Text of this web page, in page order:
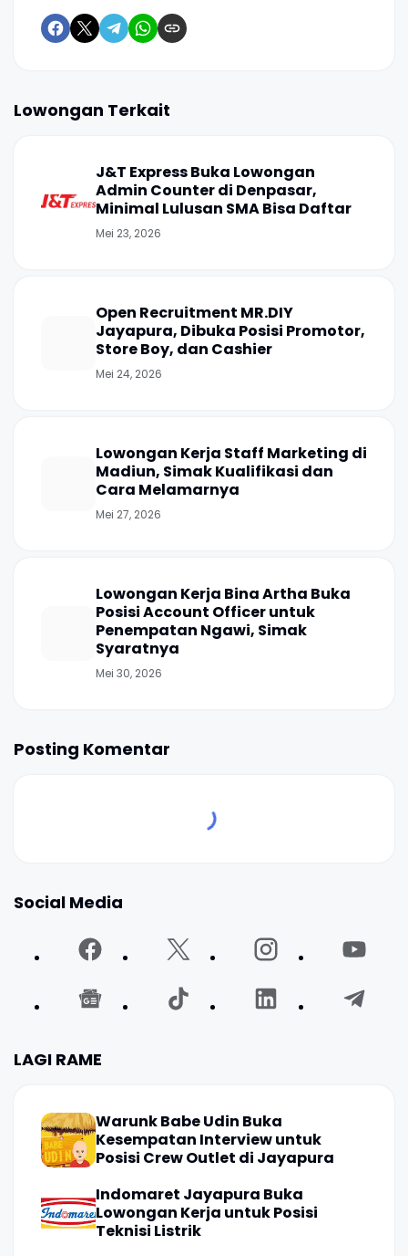
Lowongan Terkait
J&T Express Buka Lowongan
Admin Counter di Denpasar,
Minimal Lulusan SMA Bisa Daftar
Mei 23, 2026
Open Recruitment MR.DIY
Jayapura, Dibuka Posisi Promotor,
Store Boy, dan Cashier
Mei 24, 2026
Lowongan Kerja Staff Marketing di
Madiun, Simak Kualifikasi dan
Cara Melamarnya
Mei 27, 2026
Lowongan Kerja Bina Artha Buka
Posisi Account Officer untuk
Penempatan Ngawi, Simak
Syaratnya
Mei 30, 2026
Posting Komentar
Social Media
LAGI RAME
Warunk Babe Udin Buka
Kesempatan Interview untuk
Posisi Crew Outlet di Jayapura
Indomaret Jayapura Buka
Lowongan Kerja untuk Posisi
Teknisi Listrik